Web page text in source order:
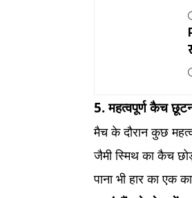
5. महत्वपूर्ण कैच
मैच के दौरान कुछ
जैमी स्मिथ का कैच
पाना भी हार का एक